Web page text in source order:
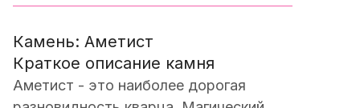
Камень: Аметист
Краткое описание камня
Аметист - это наиболее дорогая